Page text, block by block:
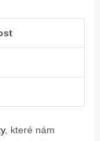
, které nám